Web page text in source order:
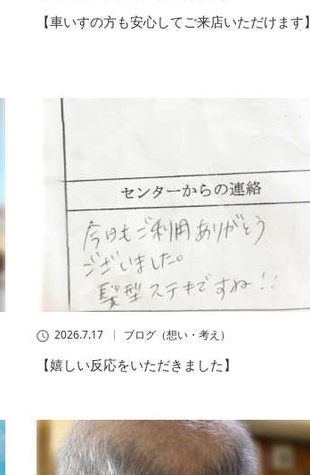
【車いすの方も安心してご来店いただけます】
2026.7.17 ブログ（想い・考え）
【嬉しい反応をいただきました】